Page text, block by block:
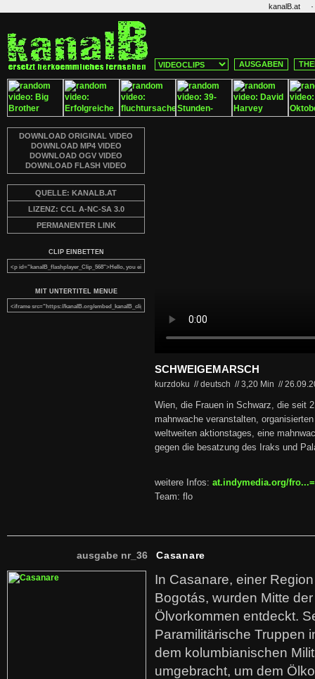
kanalB.at ·
AUSGABEN
DOWNLOAD ORIGINAL VIDEO
DOWNLOAD MP4 VIDEO
DOWNLOAD OGV VIDEO
DOWNLOAD FLASH VIDEO
QUELLE: KANALB.AT
LIZENZ: CCL A-NC-SA 3.0
PERMANENTER LINK
CLIP EINBETTEN
MIT UNTERTITEL MENUE
SCHWEIGEMARSCH
kurzdoku // deutsch //3,20 Min //
Wien, die Frauen in Schwarz, die seit
mahnwache veranstalten,
weltweiten aktionstages, eine
gegen die besatzung des Iraks und
weitere Infos: at.indymedia.org/
Team: flo
ausgabe nr_36 Casanare
In Casanare, einer
Bogotás, wurden Mitte
Ölvorkommen entdeckt.
Paramilitärische Truppen
dem kolumbianischen
umgebracht, um dem